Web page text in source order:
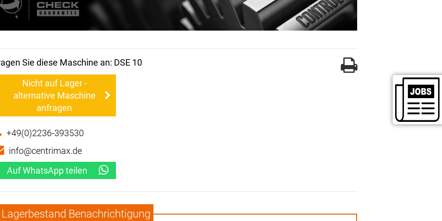
Sie diese Maschine an: DSE 10
Nicht auf Lager -
alternative Maschine
anfragen
+49(0)2236-393530
info@centrimax.de
Auf WhatsApp teilen
Lagerbestand Benachrichtigung